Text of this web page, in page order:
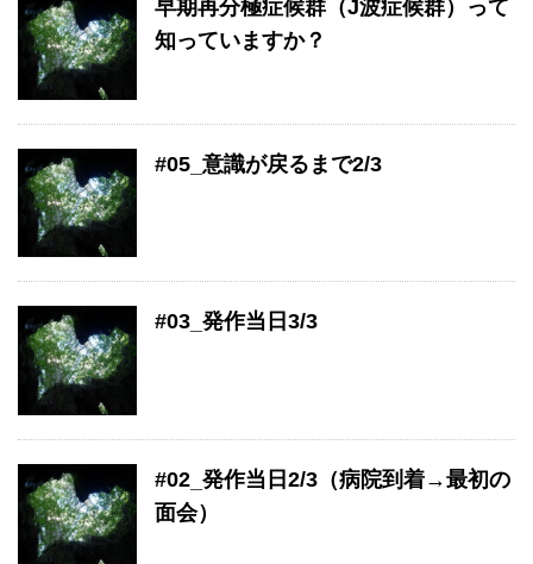
早期再分極症候群（J波症候群）って
知っていますか？
#05_意識が戻るまで2/3
#03_発作当日3/3
#02_発作当日2/3（病院到着→最初の
面会）